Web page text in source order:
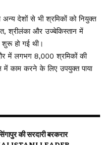
देशों से भी श्रमिकों को नियुक्त
श्रीलंका और उज्बेकिस्तान में
शुरू हो गई थी।
में लगभग 8,000 श्रमिकों की
काम करने के लिए उपयुक्त पाया
की सरदारी बरकरार